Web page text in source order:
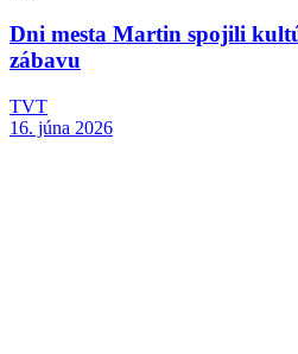
Dni mesta Martin spojili
zábavu
TVT
16. júna 2026